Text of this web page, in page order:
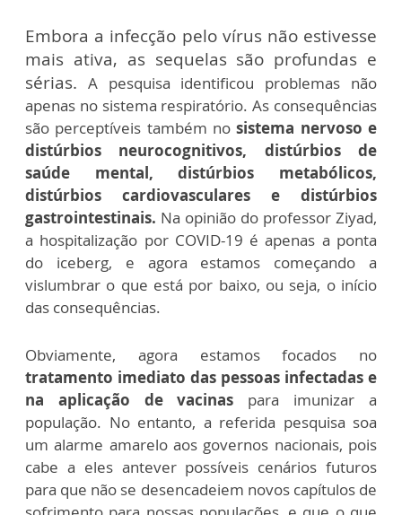
Embora a infecção pelo vírus não estivesse
mais ativa, as sequelas são profundas e
sérias. A pesquisa identificou problemas não
apenas no sistema respiratório. As consequências
são perceptíveis também nosistema nervoso e
distúrbios neurocognitivos, distúrbios de
saúde mental, distúrbios metabólicos,
distúrbios cardiovasculares e distúrbios
gastrointestinais. Na opinião do professor Ziyad,
a hospitalização por COVID-19 é apenas a ponta
do iceberg, e agora estamos começando a
vislumbrar o que está por baixo, ou seja, o início
das consequências.
Obviamente, agora estamos focados no
tratamento imediato das pessoas infectadas e
na aplicação de vacinas para imunizar a
população. No entanto, a referida pesquisa soa
um alarme amarelo aos governos nacionais, pois
cabe a eles antever possíveis cenários futuros
para que não se desencadeiem novos capítulos de